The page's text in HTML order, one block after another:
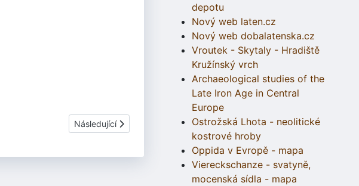
Další článek: Nemětice - dvorec
Následující
depotu
Nový web laten.cz
Nový web dobalatenska.cz
Vroutek - Skytaly - Hradiště
Kružínský vrch
Archaeological studies of the
Late Iron Age in Central
Europe
Ostrožská Lhota - neolitické
kostrové hroby
Oppida v Evropě - mapa
Viereckschanze - svatyně,
mocenská sídla - mapa